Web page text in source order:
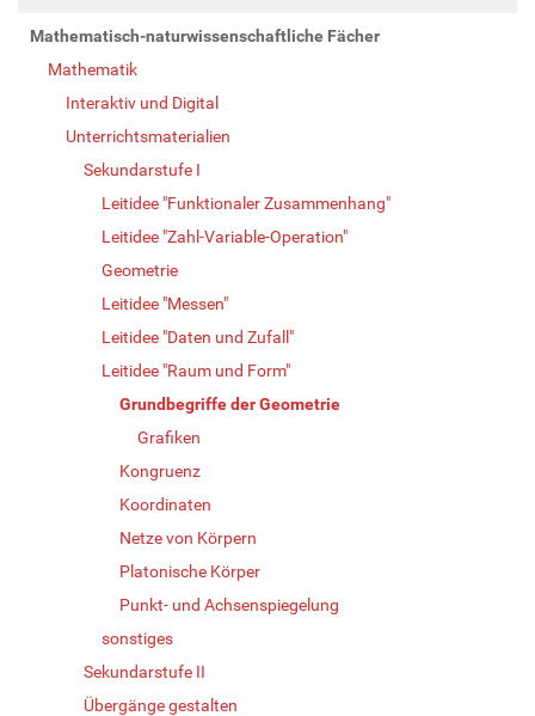
Mathematisch-naturwissenschaftliche Fächer
Mathematik
Interaktiv und Digital
Unterrichtsmaterialien
Sekundarstufe I
Leitidee "Funktionaler Zusammenhang"
Leitidee "Zahl-Variable-Operation"
Geometrie
Leitidee "Messen"
Leitidee "Daten und Zufall"
Leitidee "Raum und Form"
Grundbegriffe der Geometrie
Grafiken
Kongruenz
Koordinaten
Netze von Körpern
Platonische Körper
Punkt- und Achsenspiegelung
sonstiges
Sekundarstufe II
Übergänge gestalten